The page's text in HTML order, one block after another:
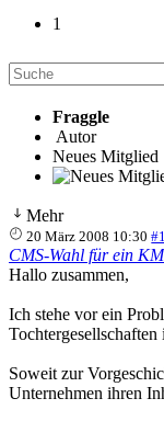
1
Fraggle
Autor
Neues Mitglied
Mehr
20 März 2008 10:30
CMS-Wahl für ein
Hallo zusammen,
Ich stehe vor ein
Soweit zur
Unternehmen ihren